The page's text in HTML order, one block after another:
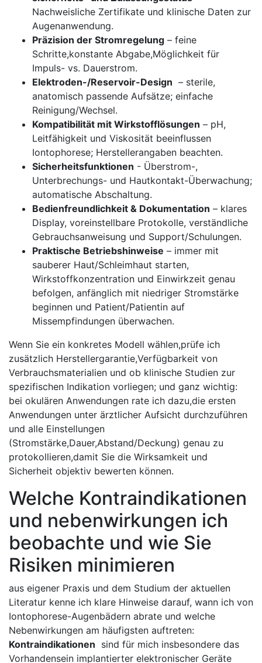
Nachweisliche Zertifikate und klinische‌ Daten zur
⁤Augenanwendung.
Präzision ⁣der ⁤Stromregelung – feine
Schritte,konstante Abgabe,Möglichkeit für
‌Impuls- vs. Dauerstrom.
Elektroden-/Reservoir-Design ⁣ – ‌sterile,
anatomisch ⁣passende​ Aufsätze; einfache
Reinigung/Wechsel.
Kompatibilität mit Wirkstofflösungen – pH,
‌Leitfähigkeit und Viskosität beeinflussen
Iontophorese; Herstellerangaben ​beachten.
Sicherheitsfunktionen ​- Überstrom-,
Unterbrechungs-⁢ und Hautkontakt-Überwachung;
automatische Abschaltung.
Bedienfreundlichkeit &⁢ Dokumentation – klares
Display,‍ voreinstellbare Protokolle,‍ verständliche
Gebrauchsanweisung⁢ und Support/Schulungen.
Praktische Betriebshinweise – immer ‌mit
sauberer Haut/Schleimhaut starten,
‌Wirkstoffkonzentration und ​Einwirkzeit genau
befolgen,⁢ anfänglich mit⁣ niedriger ⁣Stromstärke
beginnen und ⁢Patient/Patientin⁢ auf
Missempfindungen​ überwachen.
Wenn Sie ein konkretes ⁣Modell ⁤wählen,prüfe ich
zusätzlich Herstellergarantie,Verfügbarkeit von
‍Verbrauchsmaterialien und ob klinische Studien ‍zur
spezifischen Indikation ⁣vorliegen; und ganz wichtig:⁤
bei ⁤okulären Anwendungen‌ rate ich dazu,die ersten
Anwendungen ​unter ärztlicher Aufsicht durchzuführen
und alle Einstellungen
(Stromstärke,Dauer,Abstand/Deckung) genau zu
protokollieren,damit Sie die ⁣Wirksamkeit‌ und
Sicherheit objektiv bewerten können.
Welche Kontraindikationen
und nebenwirkungen ⁣ich
⁢beobachte ⁢und wie‍ Sie
Risiken minimieren
aus eigener Praxis und dem Studium der⁣ aktuellen ​
Literatur kenne ich klare ‌Hinweise darauf, wann ich von
Iontophorese-Augenbädern abrate und welche
⁣Nebenwirkungen am häufigsten auftreten:
Kontraindikationen ⁢ sind für ⁢mich insbesondere⁤ das
⁢Vorhandensein ⁤implantierter elektronischer Geräte